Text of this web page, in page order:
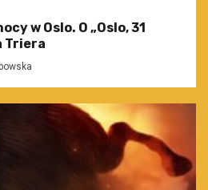
w Oslo. O „Oslo, 31
Triera